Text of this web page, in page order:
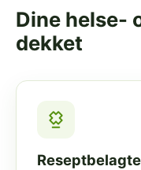
Dine helse-
dekket